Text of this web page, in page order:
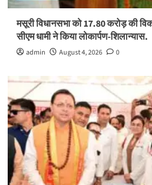
मसूरी विधानसभा को 17.80 करोड़ की
सीएम धामी ने किया लोकार्पण-शिलान्यास.
admin August 4, 2026 0